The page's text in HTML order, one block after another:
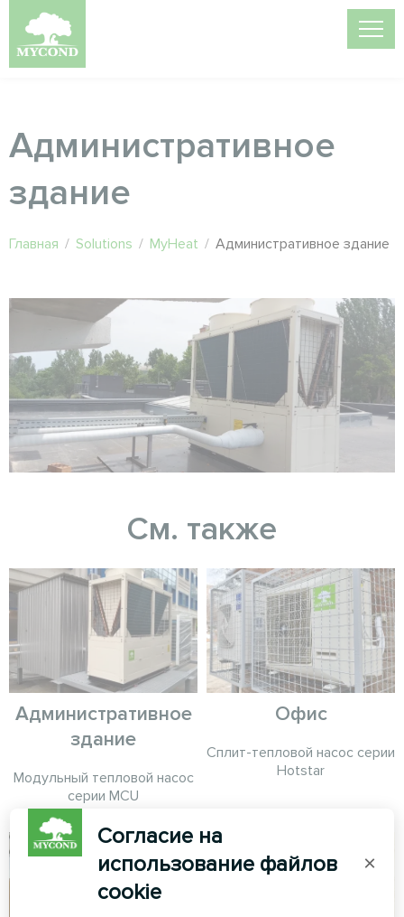
Административное
здание
Главная / Solutions / MyHeat / Административное здание
См. также
Административное
здание
Модульный тепловой насос
серии MCU
Офис
Сплит-тепловой насос серии
Hotstar
Согласие на
использование файлов
cookie
×